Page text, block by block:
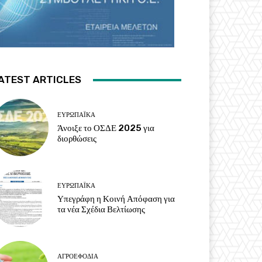
ARTICLES
ΕΥΡΩΠΑΪΚΆ
Άνοιξε το ΟΣΔΕ 2025 για
διορθώσεις
ΕΥΡΩΠΑΪΚΆ
Υπεγράφη η Κοινή Απόφαση για
τα νέα Σχέδια Βελτίωσης
ΑΓΡΟΕΦΌΔΙΑ